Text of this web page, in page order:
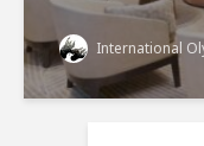
International